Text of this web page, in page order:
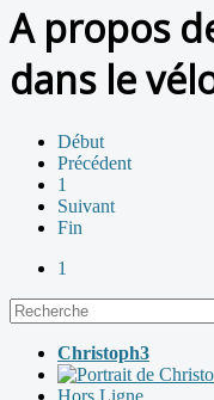
A propos
dans le
Début
Précédent
1
Suivant
Fin
1
Christoph3
Hors Ligne